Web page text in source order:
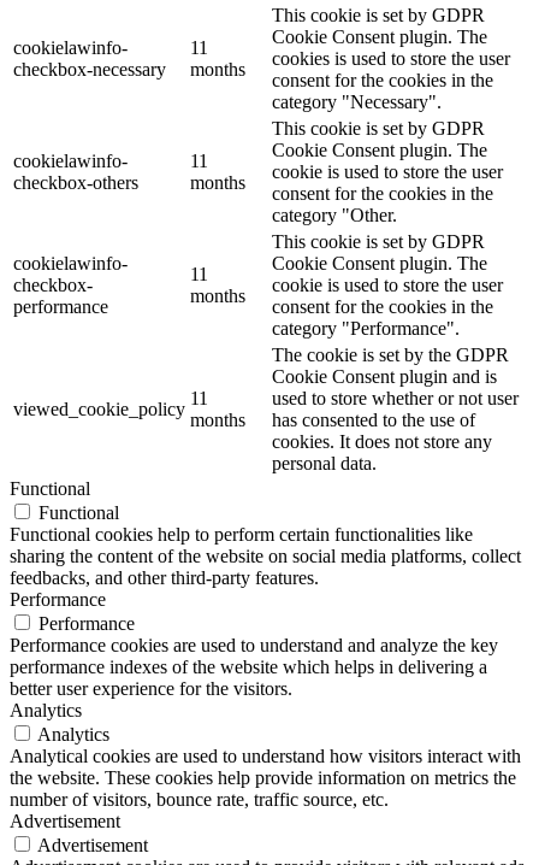
cookielawinfo-
checkbox-necessary
11
months
This cookie is set by GDPR
Cookie Consent plugin. The
cookies is used to store the user
consent for the cookies in the
category "Necessary".
cookielawinfo-
checkbox-others
11
months
This cookie is set by GDPR
Cookie Consent plugin. The
cookie is used to store the user
consent for the cookies in the
category "Other.
cookielawinfo-
checkbox-
performance
11
months
This cookie is set by GDPR
Cookie Consent plugin. The
cookie is used to store the user
consent for the cookies in the
category "Performance".
viewed_cookie_policy
11
months
The cookie is set by the GDPR
Cookie Consent plugin and is
used to store whether or not user
has consented to the use of
cookies. It does not store any
personal data.
Functional
Functional
Functional cookies help to perform certain functionalities like
sharing the content of the website on social media platforms, collect
feedbacks, and other third-party features.
Performance
Performance
Performance cookies are used to understand and analyze the key
performance indexes of the website which helps in delivering a
better user experience for the visitors.
Analytics
Analytics
Analytical cookies are used to understand how visitors interact with
the website. These cookies help provide information on metrics the
number of visitors, bounce rate, traffic source, etc.
Advertisement
Advertisement